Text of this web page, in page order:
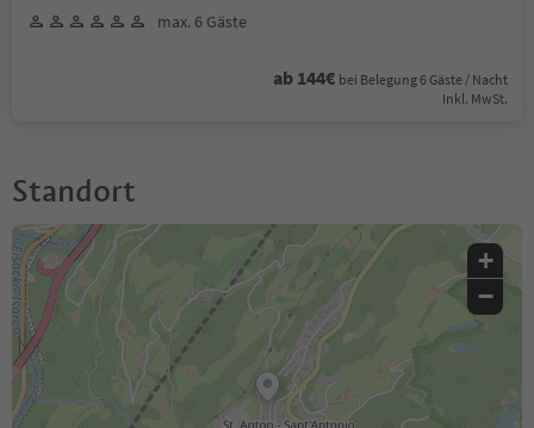
max. 6 Gäste
ab 144€ bei Belegung 6 Gäste / Nacht
Inkl. MwSt.
Standort
+
−